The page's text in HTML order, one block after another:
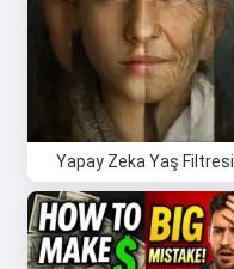
Yapay Zeka Yaş Filtresi